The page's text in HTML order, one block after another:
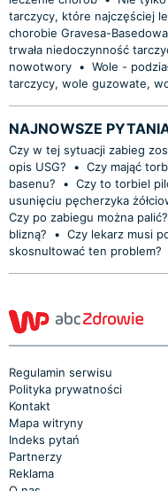
tarczycy, które najczęściej
chorobie Gravesa-Basedowa
trwała niedoczynność
nowotwory • Wole -
tarczycy, wole guzowate,
NAJNOWSZE
Czy w tej sytuacji zabieg
opis USG?
• Czy mająć
basenu?
• Czy to torbiel
usunięciu pęcherzyka
Czy po zabiegu można palić?
blizną?
• Czy lekarz musi
skosnultować ten problem?
Regulamin serwisu
Polityka prywatności
Kontakt
Mapa witryny
Indeks pytań
Partnerzy
Reklama